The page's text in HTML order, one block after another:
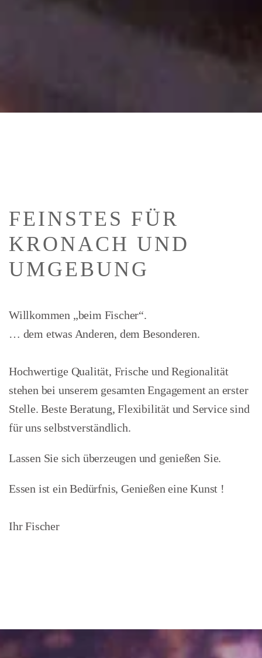
FEINSTES FÜR
KRONACH UND
UMGEBUNG
Willkommen „beim Fischer“.
… dem etwas Anderen, dem Besonderen.
Hochwertige Qualität, Frische und Regionalität
stehen bei unserem gesamten Engagement an erster
Stelle. Beste Beratung, Flexibilität und Service sind
für uns selbstverständlich.
Lassen Sie sich überzeugen und genießen Sie.
Essen ist ein Bedürfnis, Genießen eine Kunst !
Ihr Fischer